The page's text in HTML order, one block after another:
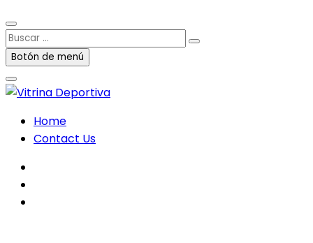
Buscar
…Botón de menú
Home
Contact Us